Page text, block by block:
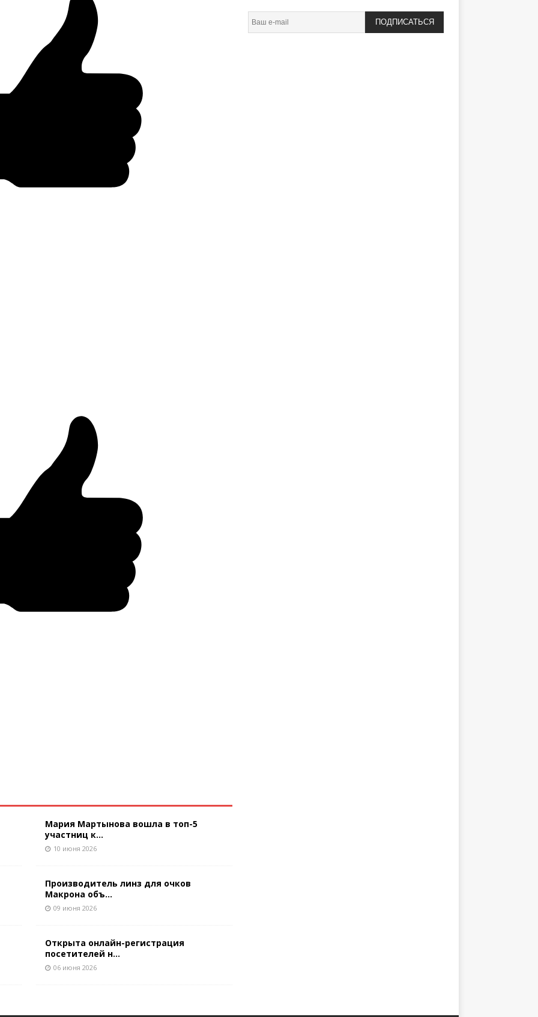
Мария Мартынова вошла в топ-5
участниц к...
10 июня 2026
Производитель линз для очков
Макрона объ...
09 июня 2026
Открыта онлайн-регистрация
посетителей н...
06 июня 2026
ПОДПИСАТЬСЯ